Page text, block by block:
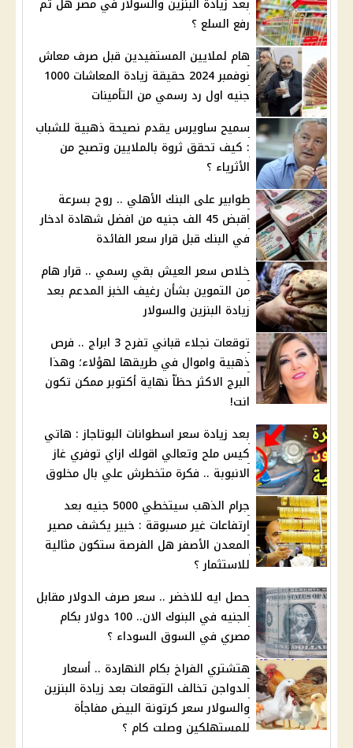
رفع السلع ؟
هام لملايين المستفيدين قبل صرف معاش
نوفمبر 2024 حقيقة زيادة المعاشات 1000
جنيه اول رد رسمي من التأمينات
سميح ساويرس يقدم نصيحة ذهبية للشباب
: كيف تحقق ثروة بالملايين وتصبح من
الأثرياء ؟
طوابير على البنك الأهلي .. روح بسرعة
اقبض 45 الف جنيه من افضل شهادة ادخار
في البنك قبل قرار سعر الفائدة
خلاص سعر العيش بقي رسمي .. قرار هام
من التموين بشأن رغيف الخبز المدعم بعد
زيادة البنزين والسولار
توقعات نجلاء قباني تفرح 3 ابراج .. فرص
ذهبية واموال في طريقها لهؤلاء؛ وهذا
البرج الاكثر حظاّ نهاية أكتوبر ممكن تكون
انت!
بعد زيادة سعر اسطوانات البوتاجاز : هاتي
كيس ملح وتعالي اقولك ازاي توفري غاز
الانبوبة .. فكرة متخطرش علي بال مخلوق
جرام الذهب سيتخطي 5000 جنيه بعد
ارتفاعات غير مسبوقة : خبير يكشف مصير
المعدن الأصفر هل الفرصة ستكون مثالية
للاستثمار ؟
حصل ايه للاخضر .. سعر صرف الدولار مقابل
الجنيه في البنوك الان.. 100 دولار بكام
مصري في السوق السوداء ؟
هتشتري الفراخ بكام النهاردة .. أسعار
الدواجن تخالف التوقعات بعد زيادة البنزين
والسولار سعر كرتونة البيض مفاجأة
للمستهلكين وصلت كام ؟